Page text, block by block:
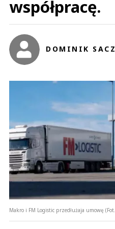
This comment was
Przecież nikt tym sklepom i ich
bo to nie jest zabronione .
dopiero sprzedaż innych
tychże książek
Przecież nikt tym sklepom i ich
bo to nie jest zabronione .
dopiero sprzedaż innych
tychże książek ) przez kogoś
mówi o tym jednoznacznie .Będzie
przez inną osobę niż dopuszczona
otwierać czytelni , ale zabrania
to będzie
Czytaj
współpracę.
DOMINIK
Makro i FM Logistic przedłużaja umowę